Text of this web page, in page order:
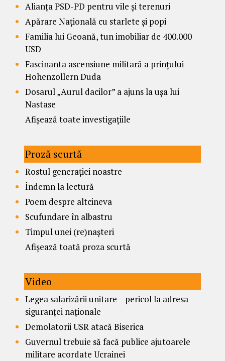
Alianța PSD-PD pentru vile și terenuri
Apărare Națională cu starlete și popi
Familia lui Geoană, tun imobiliar de 400.000
USD
Fascinanta ascensiune militară a prințului
Hohenzollern Duda
Dosarul „Aurul dacilor” a ajuns la ușa lui
Nastase
Afișează toate investigațiile
Proză scurtă
Rostul generației noastre
Îndemn la lectură
Poem despre altcineva
Scufundare în albastru
Timpul unei (re)nașteri
Afișează toată proza scurtă
Video
Legea salarizării unitare – pericol la adresa
siguranței naționale
Demolatorii USR atacă Biserica
Guvernul trebuie să facă publice ajutoarele
militare acordate Ucrainei